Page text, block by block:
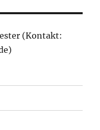
(Kontakt: